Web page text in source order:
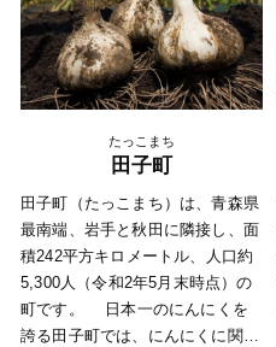
いと彩りあふれる田園文化都市を
目指して」の実現に向け、住んで
いる人も訪れる人も心の豊かさ実
感できる魅力と活力のあるまちづ
たっこまち
田子町
田子町（たっこまち）は、青森県
最南端、岩手と秋田に隣接し、面
積242平方キロメートル、人口約
5,300人（令和2年5月末時点）の
町です。 日本一のにんにくを
誇る田子町では、にんにくに関す